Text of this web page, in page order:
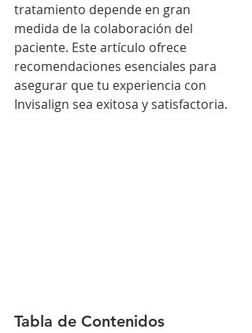
tratamiento depende en gran
medida de la colaboración del
paciente. Este artículo ofrece
recomendaciones esenciales para
asegurar que tu experiencia con
Invisalign sea exitosa y satisfactoria.
Tabla de Contenidos